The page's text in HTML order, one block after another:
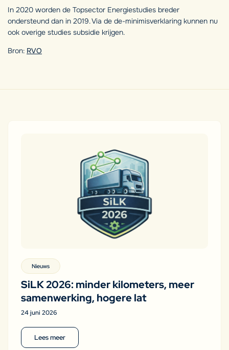
In 2020 worden de Topsector Energiestudies breder
ondersteund dan in 2019. Via de de-minimisverklaring kunnen nu
ook overige studies subsidie krijgen.
Bron: RVO
Nieuws
SiLK 2026: minder kilometers, meer
samenwerking, hogere lat
24 juni 2026
Lees meer